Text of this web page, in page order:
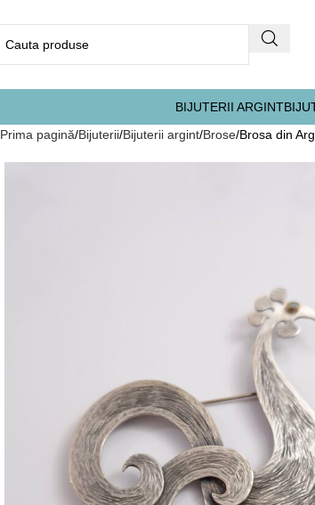
BIJUTERII ARGINT
Prima pagină Bijuterii Bijuterii argint Brose Brosa din